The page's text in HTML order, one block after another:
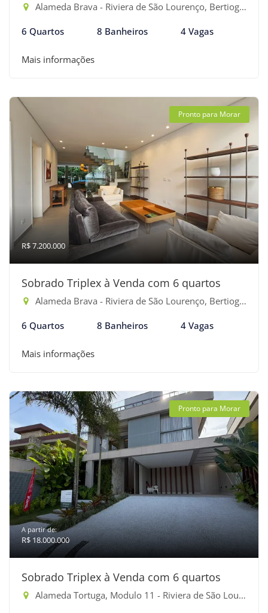
Alameda Brava - Riviera de São Lourenço, Bertioga-SP
6 Quartos 8 Banheiros 4 Vagas
Mais informações
Pronto para Morar
R$ 7.200.000
Sobrado Triplex à Venda com 6 quartos
Alameda Brava - Riviera de São Lourenço, Bertioga-SP
6 Quartos 8 Banheiros 4 Vagas
Mais informações
Pronto para Morar
A partir de:
R$ 18.000.000
Sobrado Triplex à Venda com 6 quartos
Alameda Tortuga, Modulo 11 - Riviera de São Lourenço, Bertioga-SP